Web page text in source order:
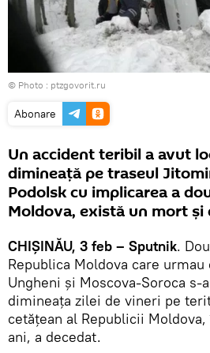
© Photo : ptzgovorit.ru
Abonare
Un accident teribil a avut
dimineață pe traseul
Podolsk cu implicarea a
Moldova, există un mort
CHIȘINĂU, 3 feb – Sputnik.
Republica Moldova care
Ungheni și Moscova-Soroca s-
dimineața zilei de vineri pe
cetățean al Republicii
ani, a decedat.